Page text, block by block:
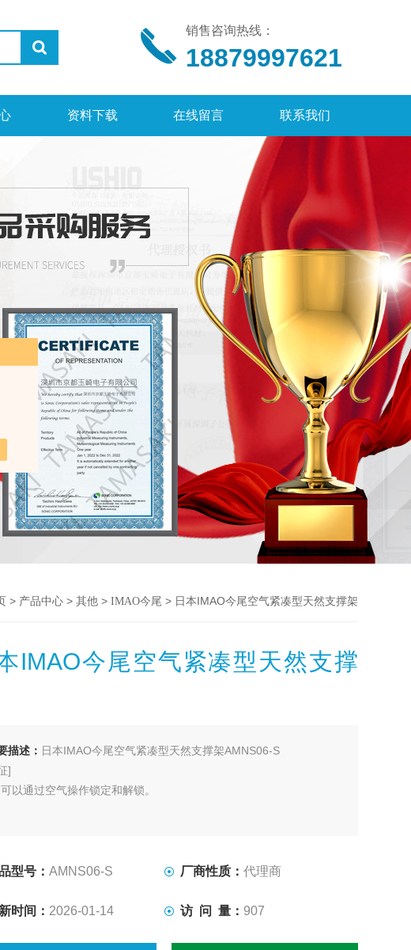
销售咨询热线：
18879997621
资料下载 在线留言 联系我们
> 产品中心> 其他> IMAO今尾 > 日本IMAO今尾空气紧凑型天然支撑架
IMAO今尾空气紧凑型天然支撑
描述： 日本IMAO今尾空气紧凑型天然支撑架AMNS06-S
]
可以通过空气操作锁定和解锁。
型号：AMNS06-S 厂商性质： 代理商
时间： 2026-01-14 访 问 量： 907